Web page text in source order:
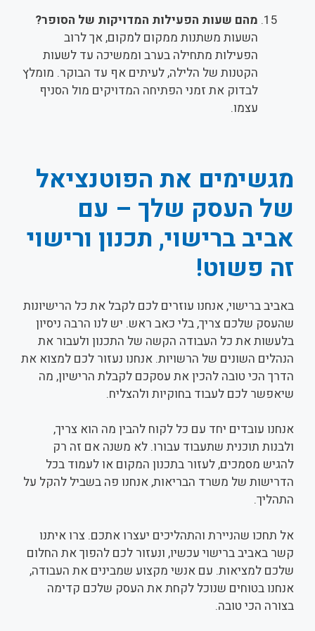
מהם שעות הפעילות המדויקות של הסופר?
השעות משתנות ממקום למקום, אך לרוב
הפעילות מתחילה בערב וממשיכה עד לשעות
הקטנות של הלילה, לעיתים אף עד הבוקר. מומלץ
לבדוק את זמני הפתיחה המדויקים מול הסניף
עצמו.
מגשימים את הפוטנציאל
של העסק שלך – עם
אביב ברישוי, תכנון ורישוי
זה פשוט!
באביב ברישוי, אנחנו עוזרים לכם לקבל את כל הרישיונות
שהעסק שלכם צריך, בלי כאב ראש. יש לנו הרבה ניסיון
בלעשות את כל העבודה הקשה של התכנון ולעבור את
הנהלים השונים של הרשויות. אנחנו נעזור לכם למצוא את
הדרך הכי טובה להכין את עסקכם לקבלת הרישיון, מה
שיאפשר לכם לעבוד בחוקיות ולהצליח.
אנחנו עובדים יחד עם כל לקוח להבין מה הוא צריך,
ולבנות תוכנית שתעבוד עבורו. לא משנה אם זה רק
להגיש מסמכים, לעזור בתכנון המקום או לעמוד בכל
הדרישות של משרד הבריאות, אנחנו פה בשביל להקל על
התהליך.
אל תחכו שהניירת והתהליכים יעצרו אתכם. צרו איתנו
קשר באביב ברישוי עכשיו, ונעזור לכם להפוך את החלום
שלכם למציאות. עם אנשי מקצוע שמבינים את העבודה,
אנחנו בטוחים שנוכל לקחת את העסק שלכם קדימה
בצורה הכי טובה.